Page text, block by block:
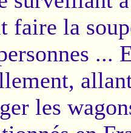
faire la
...
les